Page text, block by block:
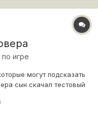
игре
могут подсказать
сын скачал тестовый
серверах?